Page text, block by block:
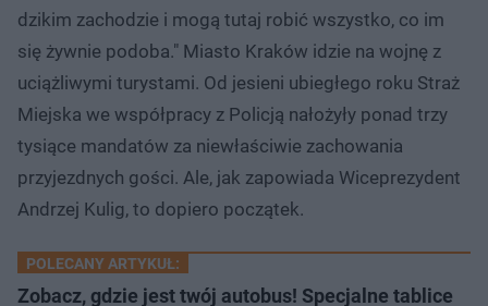
dzikim zachodzie i mogą tutaj robić wszystko, co im
się żywnie podoba." Miasto Kraków idzie na wojnę z
uciążliwymi turystami. Od jesieni ubiegłego roku Straż
Miejska we współpracy z Policją nałożyły ponad trzy
tysiące mandatów za niewłaściwie zachowania
przyjezdnych gości. Ale, jak zapowiada Wiceprezydent
Andrzej Kulig, to dopiero początek.
POLECANY ARTYKUŁ:
Zobacz, gdzie jest twój autobus! Specjalne tablice